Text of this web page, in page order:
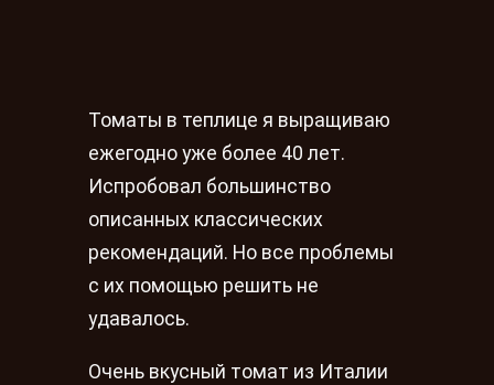
Томаты в теплице я выращиваю
ежегодно уже более 40 лет.
Испробовал большинство
описанных классических
рекомендаций. Но все проблемы
с их помощью решить не
удавалось.
Очень вкусный томат из Италии